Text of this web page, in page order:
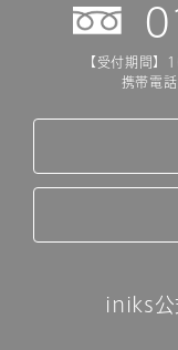
【受付期間
携帯電
iniks公